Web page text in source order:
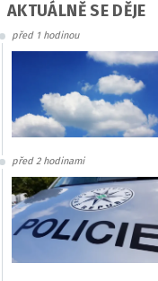
AKTUÁLNĚ SE DĚJE
před 1 hodinou
před 2 hodinami